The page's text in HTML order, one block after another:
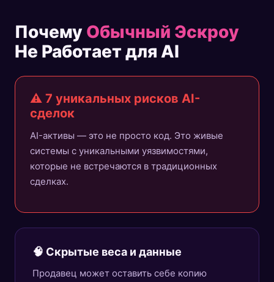
Почему Обычный Эскроу
Не Работает для AI
⚠️ 7 уникальных рисков AI-
сделок
AI-активы — это не просто код. Это живые
системы с уникальными уязвимостями,
которые не встречаются в традиционных
сделках.
🧠 Скрытые веса и данные
Продавец может оставить себе копию